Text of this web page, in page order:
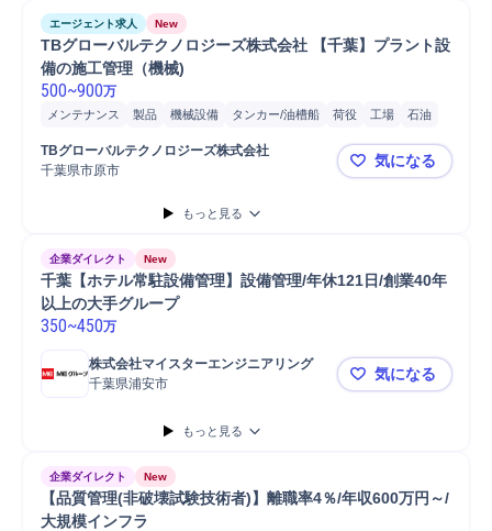
エージェント求人 New
TBグローバルテクノロジーズ株式会社 【千葉】プラント設
備の施工管理（機械)
500~900万
メンテナンス 製品 機械設備 タンカー/油槽船 荷役 工場
石油
学校管理
TBグローバルテクノロジーズ株式会社
千葉県市原市
TBグローバ
気になる
もっと見る
企業ダイレクト New
千葉【ホテル常駐設備管理】設備管理/年休121日/創業40年
以上の大手グループ
350~450万
株式会社マイスターエンジニアリング
千葉県浦安市
千葉【ホテ
気になる
もっと見る
企業ダイレクト New
【品質管理(非破壊試験技術者)】離職率4％/年収600万円～/
大規模インフラ